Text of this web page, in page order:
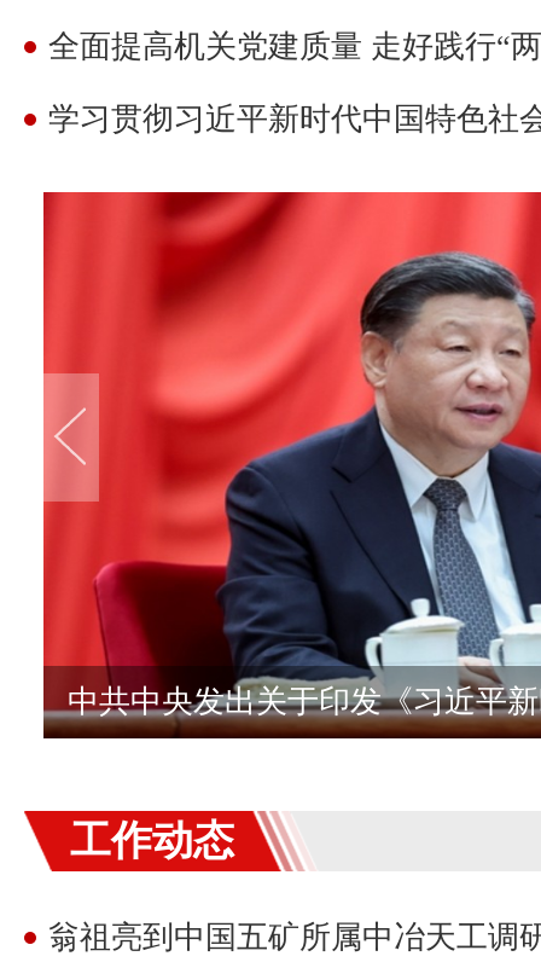
全面提高机关党建质量 走好践行“
工作动态
翁祖亮到中国五矿所属中冶天工调